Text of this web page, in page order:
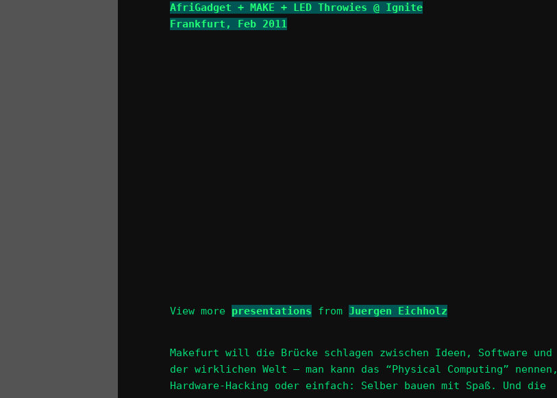
AfriGadget + MAKE + LED Throwies @ Ignite
Frankfurt, Feb 2011
View more presentations from Juergen Eichholz
Makefurt will die Brücke schlagen zwischen Ideen, Software und
der wirklichen Welt – man kann das “Physical Computing” nennen,
Hardware-Hacking oder einfach: Selber bauen mit Spaß. Und die